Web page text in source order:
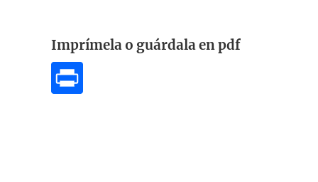
Imprímela o guárdala en pdf